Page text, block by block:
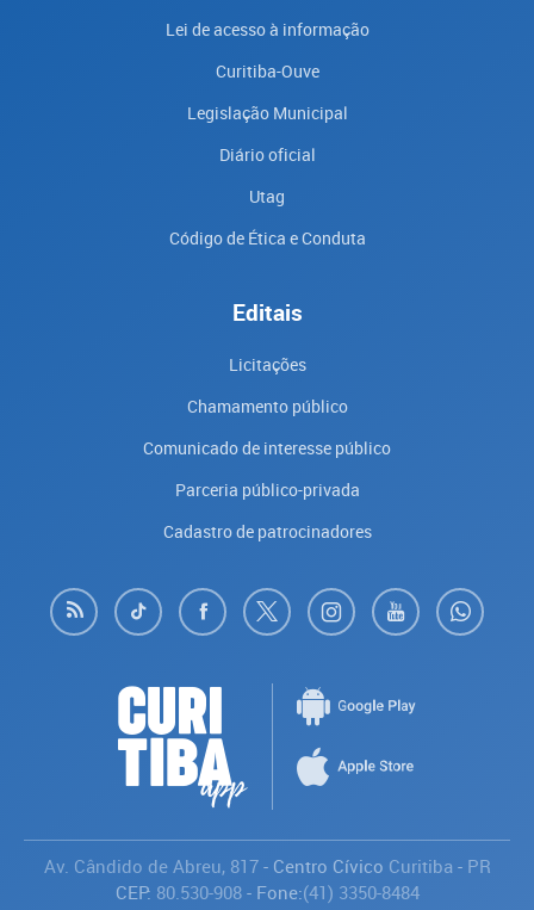
Lei de acesso à informação
Curitiba-Ouve
Legislação Municipal
Diário oficial
Utag
Código de Ética e Conduta
Editais
Licitações
Chamamento público
Comunicado de interesse público
Parceria público-privada
Cadastro de patrocinadores
Av. Cândido de Abreu, 817- Centro Cívico Curitiba - PR
CEP: 80.530-908- Fone:(41) 3350-8484